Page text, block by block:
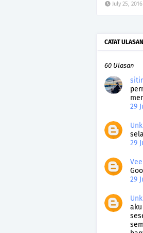
July 25, 2016
CATAT ULASAN
60 Ulasan
29
29
Vee
29